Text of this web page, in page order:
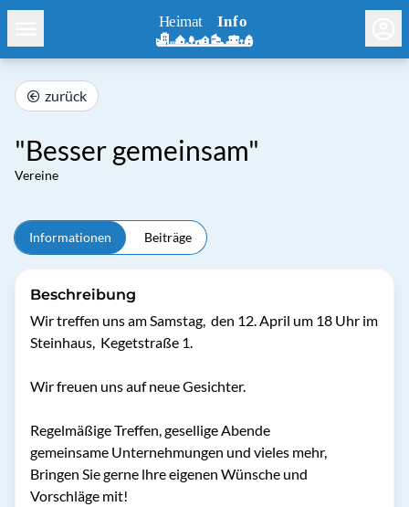
zurück
"Besser gemeinsam"
Vereine
Informationen Beiträge
Beschreibung
Wir treffen uns am Samstag,  den 12. April um 18 Uhr im
Steinhaus,  Kegetstraße 1.
Wir freuen uns auf neue Gesichter.
Regelmäßige Treffen, gesellige Abende
gemeinsame Unternehmungen und vieles mehr,
Bringen Sie gerne lhre eigenen Wünsche und
Vorschläge mit!